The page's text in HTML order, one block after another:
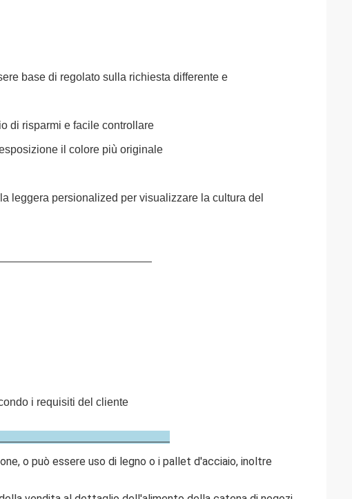
base di regolato sulla richiesta differente e
di risparmi e facile controllare
il colore più originale
leggera persionalized per visualizzare la cultura del
i requisiti del cliente
o può essere uso di legno o i pallet d'acciaio, inoltre